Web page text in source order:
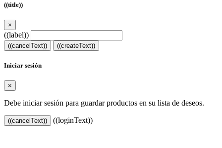
((title))
×
((label))
((cancelText)) ((createText))
Iniciar sesión
×
Debe iniciar sesión para guardar productos en su lista de deseos.
((cancelText)) ((loginText))